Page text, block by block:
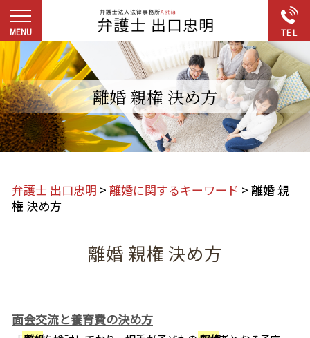
離婚 親権 決め方
弁護士 出口忠明 > 離婚に関するキーワード > 離婚 親
権 決め方
離婚 親権 決め方
面会交流と養育費の決め方